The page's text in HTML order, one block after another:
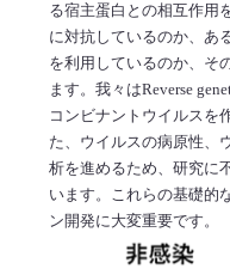
る宿主蛋白との相互作用
に対抗しているのか、あ
を利用しているのか、そ
ます。我々はReverse
コンビナントウイルスを
た、ウイルスの病原性、
析を進めるため、研究に
います。これらの基礎的
ン開発に大変重要です。